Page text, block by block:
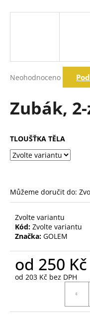
hodnocení
0,0
hvězdiček.
Neohodnoceno
Zubák,
TLOUŠŤKA TĚLA
Můžeme doručit do:
Zvolte variantu
Kód: Zvolte variantu
Značka: GOLEM
od 250 Kč
od 203 Kč bez DPH
a
?
D
o
p
u
č
u
e
m